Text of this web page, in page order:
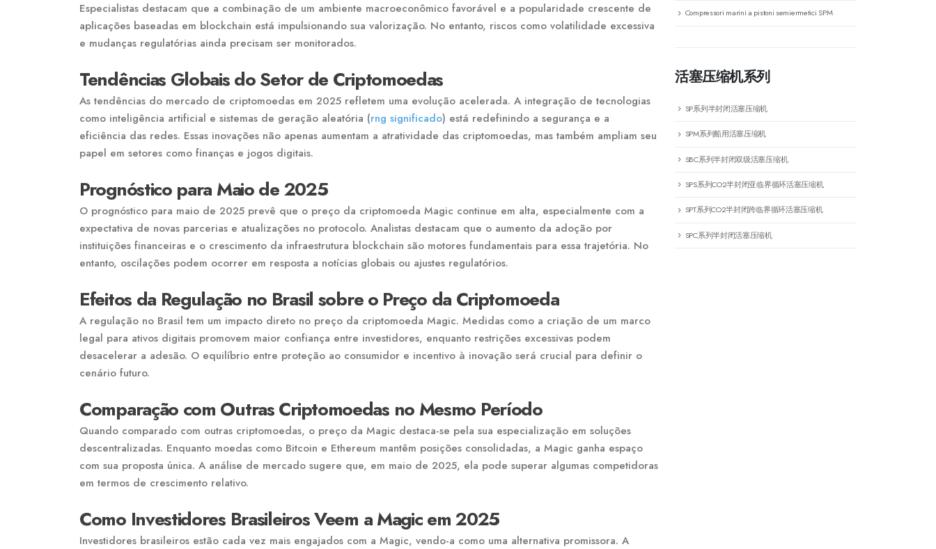
Especialistas destacam que a combinação de um ambiente macroeconômico favorável e a popularidade crescente de
aplicações baseadas em blockchain está impulsionando sua valorização. No entanto, riscos como volatilidade excessiva
e mudanças regulatórias ainda precisam ser monitorados.
Tendências Globais do Setor de Criptomoedas
As tendências do mercado de criptomoedas em 2025 refletem uma evolução acelerada. A integração de tecnologias
como inteligência artificial e sistemas de geração aleatória (rng significado) está redefinindo a segurança e a
eficiência das redes. Essas inovações não apenas aumentam a atratividade das criptomoedas, mas também ampliam seu
papel em setores como finanças e jogos digitais.
Prognóstico para Maio de 2025
O prognóstico para maio de 2025 prevê que o preço da criptomoeda Magic continue em alta, especialmente com a
expectativa de novas parcerias e atualizações no protocolo. Analistas destacam que o aumento da adoção por
instituições financeiras e o crescimento da infraestrutura blockchain são motores fundamentais para essa trajetória. No
entanto, oscilações podem ocorrer em resposta a notícias globais ou ajustes regulatórios.
Efeitos da Regulação no Brasil sobre o Preço da Criptomoeda
A regulação no Brasil tem um impacto direto no preço da criptomoeda Magic. Medidas como a criação de um marco
legal para ativos digitais promovem maior confiança entre investidores, enquanto restrições excessivas podem
desacelerar a adesão. O equilíbrio entre proteção ao consumidor e incentivo à inovação será crucial para definir o
cenário futuro.
Comparação com Outras Criptomoedas no Mesmo Período
Quando comparado com outras criptomoedas, o preço da Magic destaca-se pela sua especialização em soluções
descentralizadas. Enquanto moedas como Bitcoin e Ethereum mantêm posições consolidadas, a Magic ganha espaço
com sua proposta única. A análise de mercado sugere que, em maio de 2025, ela pode superar algumas competidoras
em termos de crescimento relativo.
Como Investidores Brasileiros Veem a Magic em 2025
Investidores brasileiros estão cada vez mais engajados com a Magic, vendo-a como uma alternativa promissora. A
Compressori marini a pistoni semiermetici SPM
活塞压缩机系列
SP系列半封闭活塞压缩机
SPM系列船用活塞压缩机
SBC系列半封闭双级活塞压缩机
SPS系列CO2半封闭亚临界循环活塞压缩机
SPT系列CO2半封闭跨临界循环活塞压缩机
SPC系列半封闭活塞压缩机